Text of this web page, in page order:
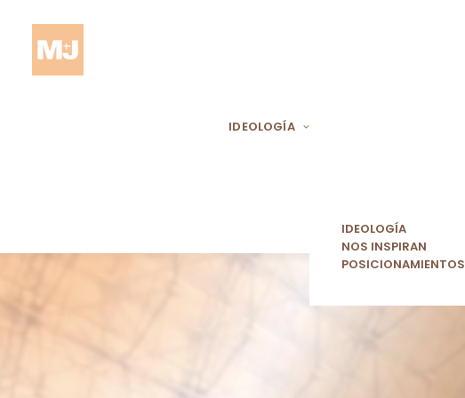
IDEOLOGÍA
IDEOLOGÍA
NOS INSPIRAN
POSICIONAMIENTOS